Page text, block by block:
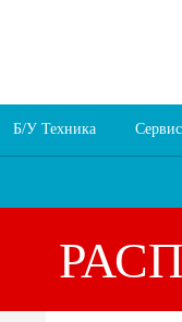
Б/У Техника Сервис